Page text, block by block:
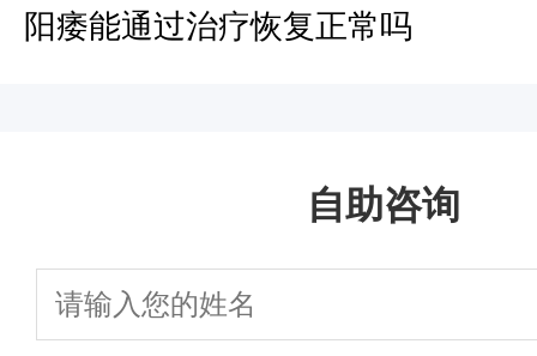
阳痿能通过治疗恢复正常吗
自助咨询